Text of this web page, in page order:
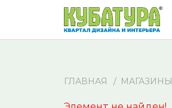
ГЛАВНАЯ МАГАЗИНЫ